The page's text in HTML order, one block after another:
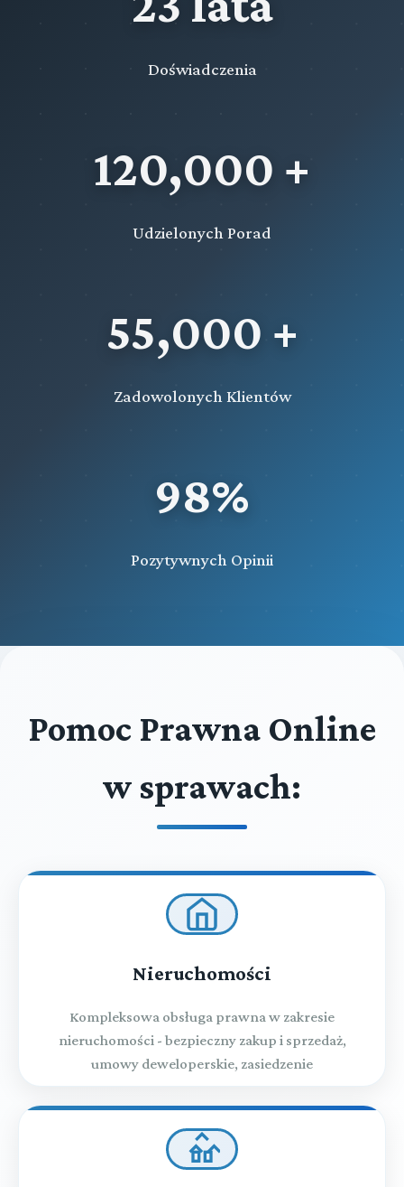
Doświadczenia
120,000 +
Udzielonych Porad
55,000 +
Zadowolonych Klientów
98%
Pozytywnych Opinii
Pomoc Prawna Online
w sprawach:
Nieruchomości
Kompleksowa obsługa prawna w zakresie
nieruchomości - bezpieczny zakup i sprzedaż,
umowy deweloperskie, zasiedzenie